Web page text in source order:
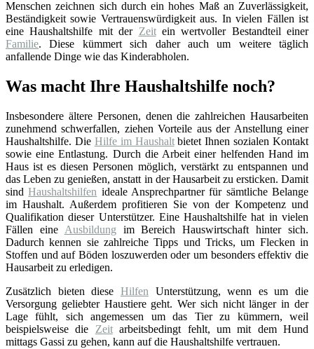
Menschen zeichnen sich durch ein hohes Maß an Zuverlässigkeit,
Beständigkeit sowie Vertrauenswürdigkeit aus. In vielen Fällen ist
eine Haushaltshilfe mit der Zeitein wertvoller Bestandteil einer
Familie. Diese kümmert sich daher auch um weitere täglich
anfallende Dinge wie das Kinderabholen.
Was macht Ihre Haushaltshilfe noch?
Insbesondere ältere Personen, denen die zahlreichen Hausarbeiten
zunehmend schwerfallen, ziehen Vorteile aus der Anstellung einer
Haushaltshilfe. Die Hilfe im Haushaltbietet Ihnen sozialen Kontakt
sowie eine Entlastung. Durch die Arbeit einer helfenden Hand im
Haus ist es diesen Personen möglich, verstärkt zu entspannen und
das Leben zu genießen, anstatt in der Hausarbeit zu ersticken. Damit
sindHaushaltshilfen ideale Ansprechpartner für sämtliche Belange
im Haushalt. Außerdem profitieren Sie von der Kompetenz und
Qualifikation dieser Unterstützer. Eine Haushaltshilfe hat in vielen
Fällen eine Ausbildung im Bereich Hauswirtschaft hinter sich.
Dadurch kennen sie zahlreiche Tipps und Tricks, um Flecken in
Stoffen und auf Böden loszuwerden oder um besonders effektiv die
Hausarbeit zu erledigen.
Zusätzlich bieten diese Hilfen Unterstützung, wenn es um die
Versorgung geliebter Haustiere geht. Wer sich nicht länger in der
Lage fühlt, sich angemessen um das Tier zu kümmern, weil
beispielsweise die Zeitarbeitsbedingt fehlt, um mit dem Hund
mittags Gassi zu gehen, kann auf die Haushaltshilfe vertrauen.